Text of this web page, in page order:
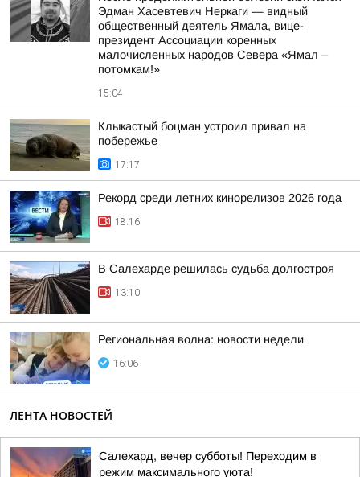
Эдман Хасевтевич Неркаги — видный
общественный деятель Ямала, вице-
президент Ассоциации коренных
малочисленных народов Севера «Ямал –
потомкам!»
15:04
Клыкастый боцман устроил привал на
побережье
17:17
Рекорд среди летних кинорелизов 2026 года
18:16
В Салехарде решилась судьба долгостроя
13:10
Региональная волна: новости недели
16:06
ЛЕНТА НОВОСТЕЙ
Салехард, вечер субботы! Переходим в
режим максимального уюта!